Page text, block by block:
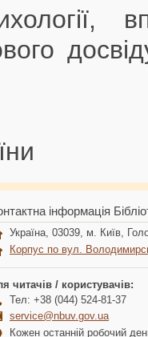
інформація
Україна, 03039, м. Київ,
Корпус по вул.
читачів / користувачів:
Тел: +38 (044) 524-81-37
service@nbuv.gov.ua
Кожен останній робочий